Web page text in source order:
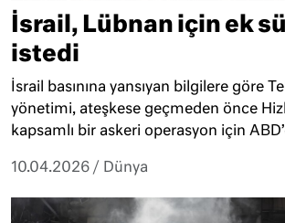
İsrail, Lübnan için ek
istedi
İsrail basınına yansıyan bilgilere göre
yönetimi, ateşkese geçmeden önce
kapsamlı bir askeri operasyon için
10.04.2026 / Dünya